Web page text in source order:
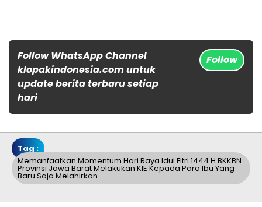
Follow WhatsApp Channel
klopakindonesia.com untuk
update berita terbaru setiap
hari
Follow
Tag :
Memanfaatkan Momentum Hari Raya Idul Fitri 1444 H BKKBN
Provinsi Jawa Barat Melakukan KIE Kepada Para Ibu Yang
Baru Saja Melahirkan